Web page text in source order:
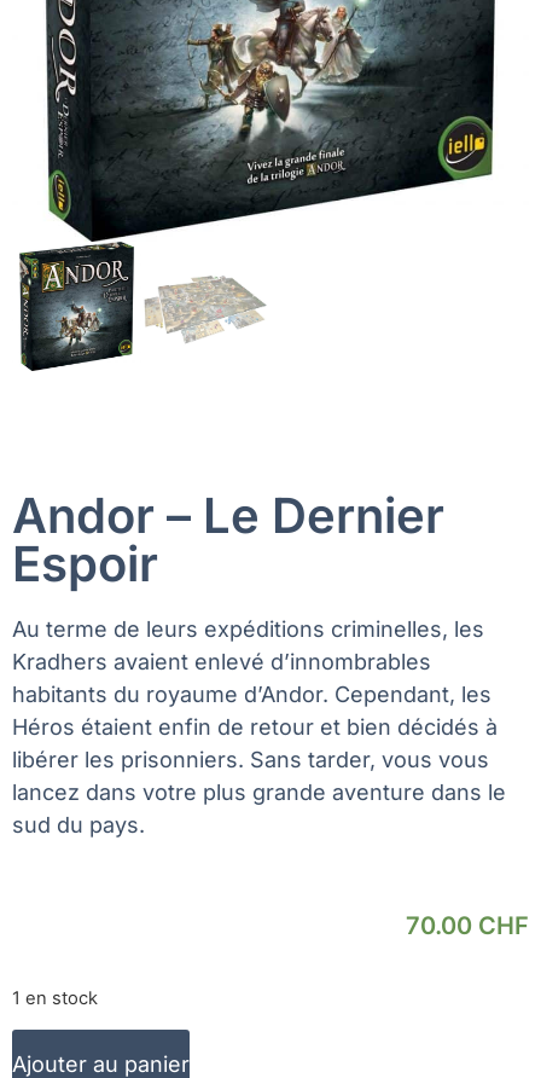
Andor – Le Dernier
Espoir
Au terme de leurs expéditions criminelles, les
Kradhers avaient enlevé d’innombrables
habitants du royaume d’Andor. Cependant, les
Héros étaient enfin de retour et bien décidés à
libérer les prisonniers. Sans tarder, vous vous
lancez dans votre plus grande aventure dans le
sud du pays.
70.00 CHF
1 en stock
Ajouter au panier